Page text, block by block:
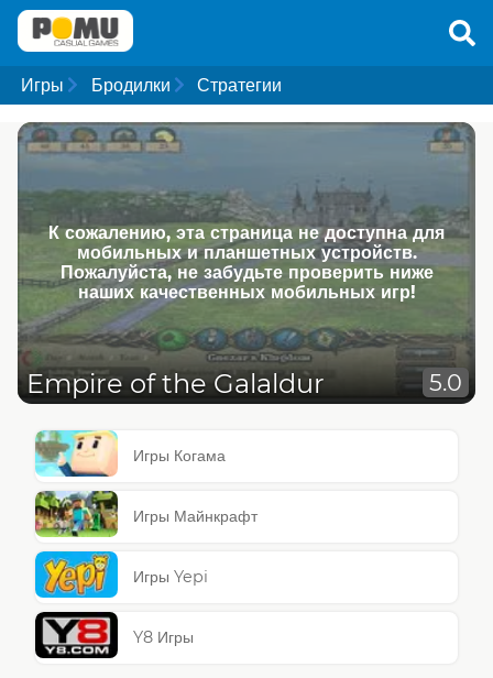
Игры Бродилки Стратегии
К сожалению, эта страница не доступна для
мобильных и планшетных устройств.
Пожалуйста, не забудьте проверить ниже
наших качественных мобильных игр!
Empire of the Galaldur 5.0
Игры Когама
Игры Майнкрафт
Игры Yepi
Y8 Игры